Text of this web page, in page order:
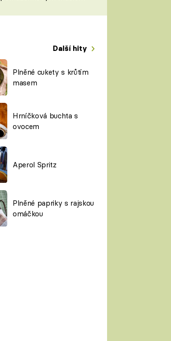
Další hity
Plněné cukety s krůtím
masem
Hrníčková buchta s
ovocem
Aperol Spritz
Plněné papriky s rajskou
omáčkou